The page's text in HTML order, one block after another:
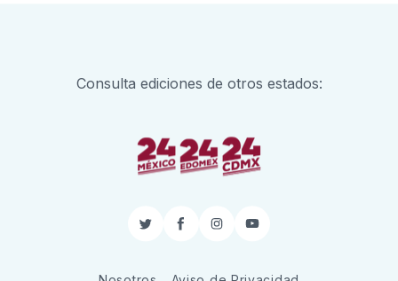
Consulta ediciones de otros estados:
TwitterFacebook
InstagramYouTube